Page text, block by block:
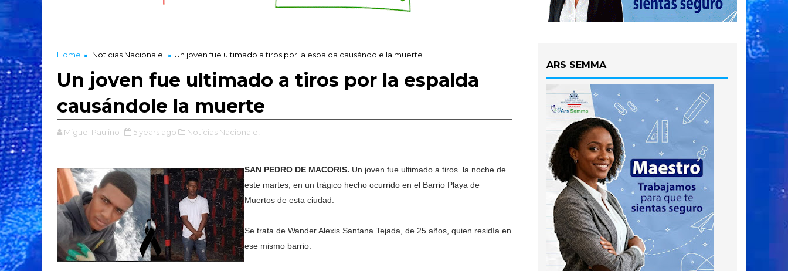
Home Noticias Nacionale Un joven fue ultimado a tiros por la espalda causándole la muerte
Un joven fue ultimado a tiros por la espalda
causándole la muerte
Miguel Paulino 5 years ago Noticias Nacionale,
SAN PEDRO DE MACORIS. Un joven fue ultimado a tiros la noche de
este martes, en un trágico hecho ocurrido en el Barrio Playa de
Muertos de esta ciudad.
Se trata de Wander Alexis Santana Tejada, de 25 años, quien residía en
ese mismo barrio.
ARS SEMMA